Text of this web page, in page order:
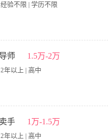
验不限 | 学历不限
师 1.5万-2万
年以上 | 高中
强，语言表达能力良好; 4、有一定的
手 1万-1.5万
年以上 | 高中